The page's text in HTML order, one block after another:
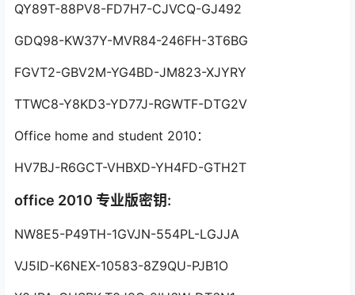
QY89T-88PV8-FD7H7-CJVCQ-GJ492
GDQ98-KW37Y-MVR84-246FH-3T6BG
FGVT2-GBV2M-YG4BD-JM823-XJYRY
TTWC8-Y8KD3-YD77J-RGWTF-DTG2V
Office home and student 2010：
HV7BJ-R6GCT-VHBXD-YH4FD-GTH2T
office 2010 专业版密钥:
NW8E5-P49TH-1GVJN-554PL-LGJJA
VJ5ID-K6NEX-10583-8Z9QU-PJB1O